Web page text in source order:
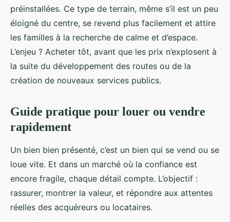
préinstallées. Ce type de terrain, même s’il est un peu
éloigné du centre, se revend plus facilement et attire
les familles à la recherche de calme et d’espace.
L’enjeu ? Acheter tôt, avant que les prix n’explosent à
la suite du développement des routes ou de la
création de nouveaux services publics.
Guide pratique pour louer ou vendre
rapidement
Un bien bien présenté, c’est un bien qui se vend ou se
loue vite. Et dans un marché où la confiance est
encore fragile, chaque détail compte. L’objectif :
rassurer, montrer la valeur, et répondre aux attentes
réelles des acquéreurs ou locataires.